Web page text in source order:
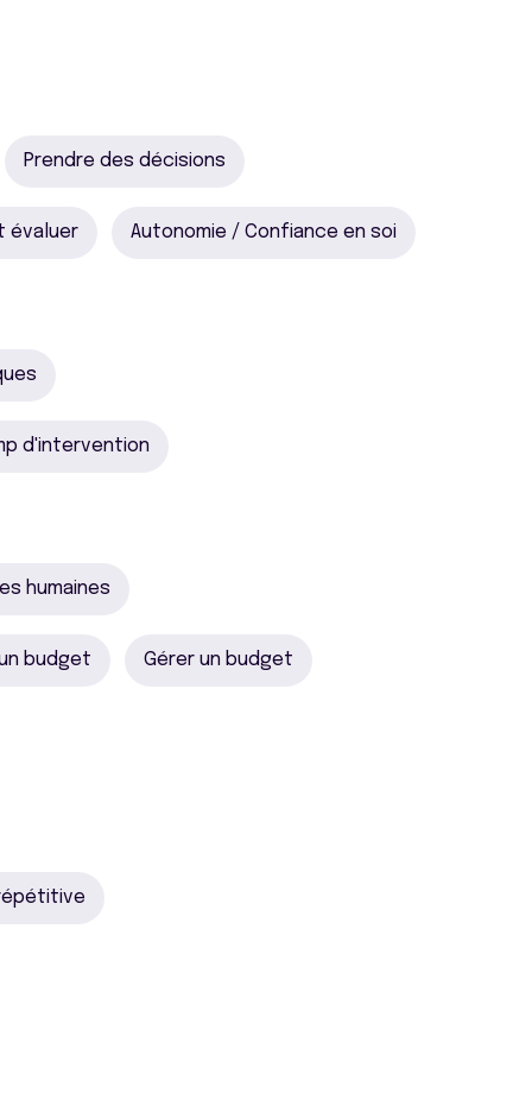
Prendre des décisions
évaluer Autonomie / Confiance en soi
d'intervention
humaines
budget Gérer un budget